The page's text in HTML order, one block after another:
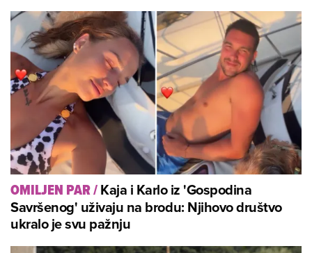
OMILJEN PAR/Kaja i Karlo iz 'Gospodina
Savršenog' uživaju na brodu: Njihovo društvo
ukralo je svu pažnju